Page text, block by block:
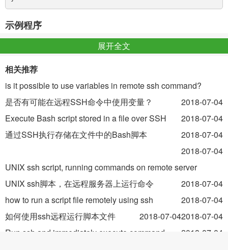
示例程序
// Shows how to extract an passsword encrypted zip
// By Larry Battle
// Answer to
http://stackoverflow.com/questions/20330210/golang-
// 7-zip.chm -
// Effective Golang -
    "fmt"
    "os"
    "path/filepath"
展开全文
相关推荐
is it possible to use variables in remote ssh command?
2018-07-04
是否有可能在远程SSH命令中使用变量？
2018-07-04
Execute Bash script stored in a file over SSH
2018-07-04
通过SSH执行存储在文件中的Bash脚本
2018-07-04
UNIX ssh script, running commands on remote server
2018-07-04
UNIX ssh脚本，在远程服务器上运行命令
2018-07-04
how to run a script file remotely using ssh
2018-07-04
如何使用ssh远程运行脚本文件
2018-07-04
Run ssh and immediately execute command
2018-07-04